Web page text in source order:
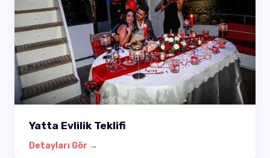
Yatta Evlilik Teklifi
Detayları Gör →